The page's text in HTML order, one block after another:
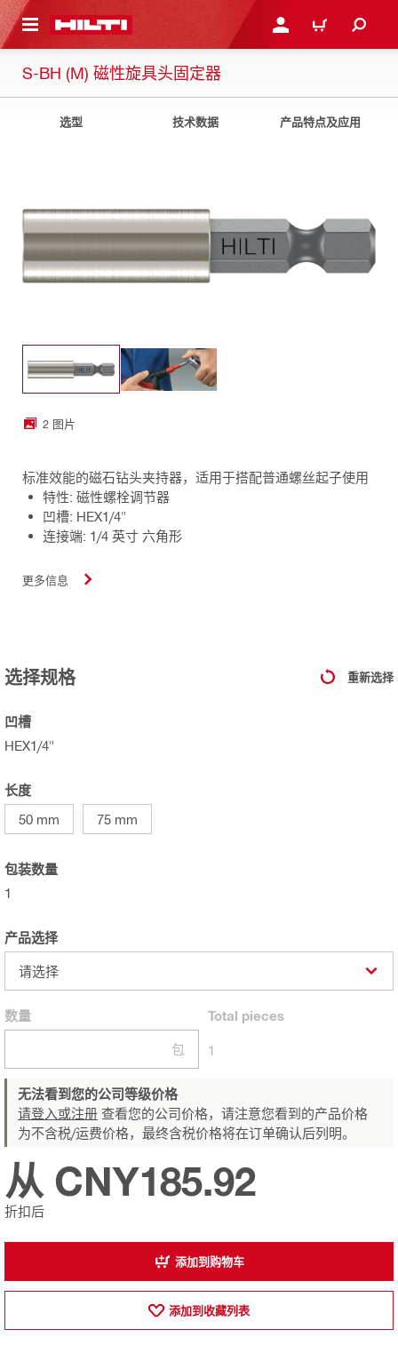
到主页 登录或注册购物车
S-BH (M) 磁性旋具头固定器
选型 技术数据 产品特点及应用
2 图片
标准效能的磁石钻头夹持器，适用于搭配普通螺丝起子使用
特性: 磁性螺栓调节器
凹槽: HEX1/4"
连接端: 1/4 英寸 六角形
更多信息
选择规格 重新选择
凹槽
HEX1/4"
长度
50 mm
75 mm
包装数量
1
产品选择
请选择
数量
包
Total pieces
1
无法看到您的公司等级价格
请登入或注册 查看您的公司价格，请注意您看到的产品价格
为不含税/运费价格，最终含税价格将在订单确认后列明。
折扣后
从 CNY185.92
添加到购物车
添加到收藏列表